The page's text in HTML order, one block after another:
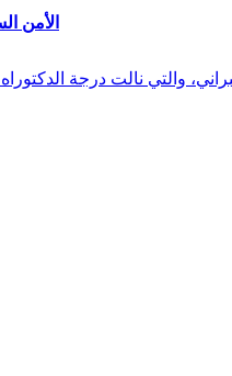
الأمن
والتي نالت درجة